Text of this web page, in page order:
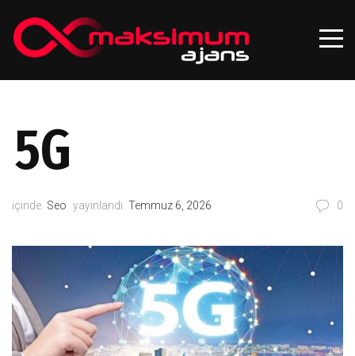
5G
içinde Seo yayınlandı Temmuz 6, 2026 0